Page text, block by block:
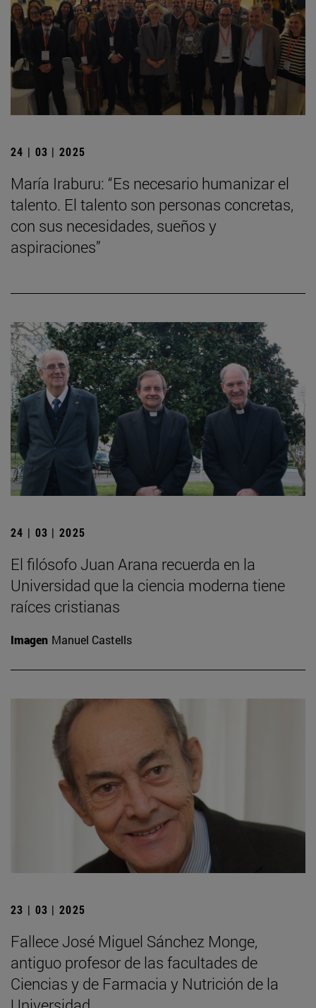
24 | 03 | 2025
María Iraburu: “Es necesario humanizar el
talento. El talento son personas concretas,
con sus necesidades, sueños y
aspiraciones”
24 | 03 | 2025
El filósofo Juan Arana recuerda en la
Universidad que la ciencia moderna tiene
raíces cristianas
Imagen Manuel Castells
23 | 03 | 2025
Fallece José Miguel Sánchez Monge,
antiguo profesor de las facultades de
Ciencias y de Farmacia y Nutrición de la